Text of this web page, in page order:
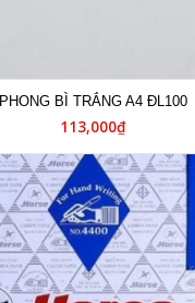
PHONG BÌ TRẮNG A4 ĐL100
113,000₫